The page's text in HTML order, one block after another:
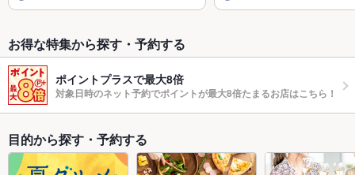
お得な特集から探す・予約する
ポイントプラスで最大8倍
対象日時のネット予約でポイントが最大8倍たまるお店はこちら！
目的から探す・予約する